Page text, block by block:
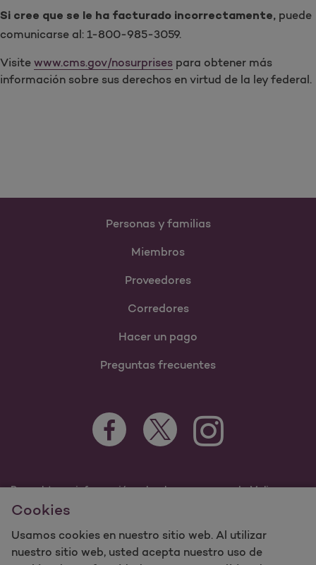
Cookies
Usamos cookies en nuestro sitio web. Al utilizar
nuestro sitio web, usted acepta nuestro uso de
Si cree que se le ha facturado incorrectamente, puede
comunicarse al: 1-800-985-3059.
Visite www.cms.gov/nosurprises para obtener más
información sobre sus derechos en virtud de la ley federal.
Personas y familias
Miembros
Proveedores
Corredores
Hacer un pago
Preguntas frecuentes
Para obtener información sobre los programas de Molina
Healthcare Medicaid y Medicare, visite
MolinaHealthcare.com.
©2023 Molina Healthcare, Inc. Todos los derechos
reservados.